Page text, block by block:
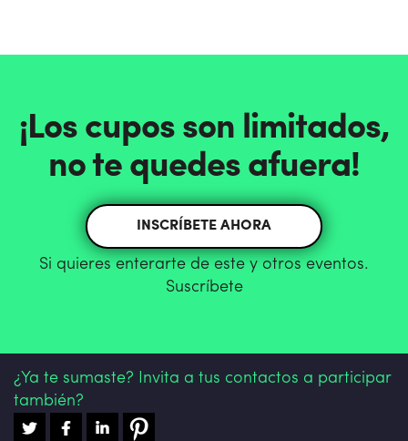
¡Los cupos son limitados,
no te quedes afuera!
INSCRÍBETE AHORA
Si quieres enterarte de este y otros eventos.
Suscríbete
¿Ya te sumaste? Invita a tus contactos a participar
también?